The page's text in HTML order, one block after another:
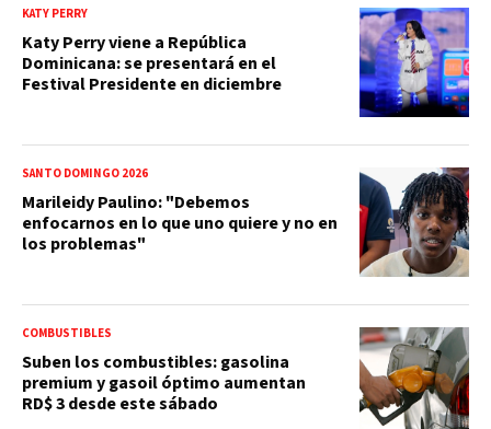
KATY PERRY
Katy Perry viene a República
Dominicana: se presentará en el
Festival Presidente en diciembre
SANTO DOMINGO 2026
Marileidy Paulino: "Debemos
enfocarnos en lo que uno quiere y no en
los problemas"
COMBUSTIBLES
Suben los combustibles: gasolina
premium y gasoil óptimo aumentan
RD$ 3 desde este sábado